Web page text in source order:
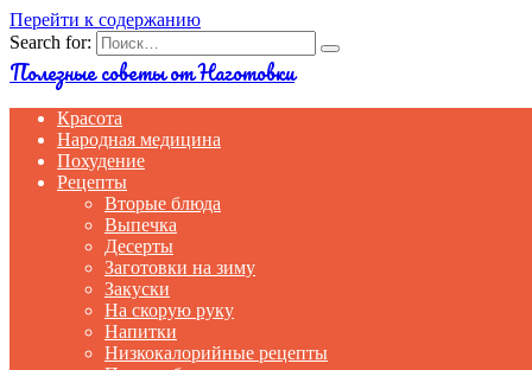
Перейти к содержанию
Search for:
Полезные советы от Наготовки
Красота
Народная медицина
Похудение
Рецепты
Вторые блюда
Выпечка
Десерты
Заготовки на зиму
Закуски
На скорую руку
Напитки
Низкокалорийные рецепты